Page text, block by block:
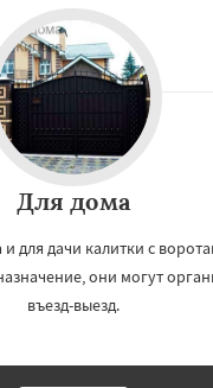
Некрасовское
Правдинский
Свердловск
Томилино Тучково
Фосфоритный
Черкизово
Черусти
Для дома
и для дачи калитки с
они могут
въезд-выезд.
на обработку персональных данных